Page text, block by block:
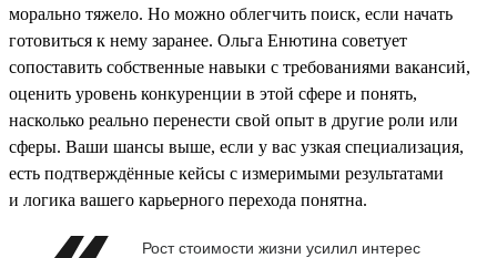
морально тяжело. Но можно облегчить поиск, если начать
готовиться к нему заранее. Ольга Енютина советует
сопоставить собственные навыки с требованиями вакансий,
оценить уровень конкуренции в этой сфере и понять,
насколько реально перенести свой опыт в другие роли или
сферы. Ваши шансы выше, если у вас узкая специализация,
есть подтверждённые кейсы с измеримыми результатами
и логика вашего карьерного перехода понятна.
Рост стоимости жизни усилил интерес